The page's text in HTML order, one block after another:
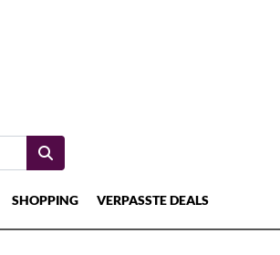
SHOPPING VERPASSTE DEALS